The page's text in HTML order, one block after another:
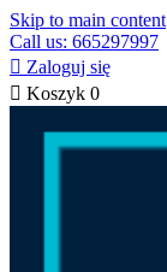
Skip to main content
Call us: 665297997
 Zaloguj się
 Koszyk 0